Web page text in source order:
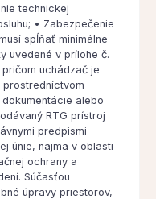
technickej
• Zabezpečenie
spĺňať minimálne
uvedené v prílohe č.
uchádzač je
alebo
RTG prístroj
predpismi
únie, najmä v oblasti
ochrany a
Súčasťou
úpravy priestorov,